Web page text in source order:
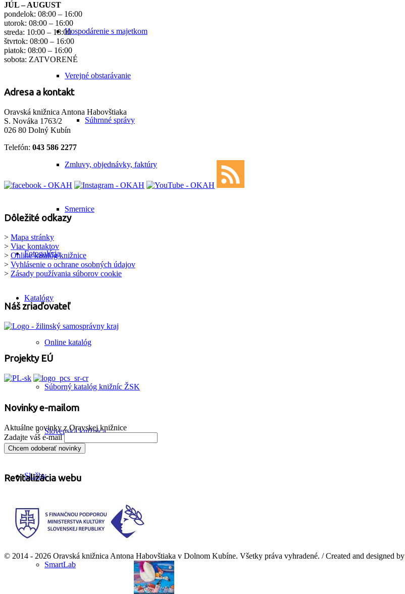
Hospodárenie s majetkom
Verejné obstarávanie
Súhrnné správy
Zmluvy, objednávky, faktúry
Smernice
Fotogaléria
Katalógy
Online katalóg
Súborný katalóg knižníc ŽSK
Slovenská knižnica
Služby
Prehľad služieb
SmartLab
JÚL – AUGUST
pondelok: 08:00 – 16:00
utorok: 08:00 – 16:00
streda: 10:00 – 18:00
štvrtok: 08:00 – 16:00
piatok: 08:00 – 16:00
sobota: ZATVORENÉ
Adresa a kontakt
Oravská knižnica Antona Habovštiaka
S. Nováka 1763/2
026 80 Dolný Kubín
Telefón: 043 586 2277
Dôležité odkazy
> Mapa stránky
> Viac kontaktov
> Online katalóg knižnice
> Vyhlásenie o ochrane osobných údajov
> Zásady používania súborov cookie
Náš zriaďovateľ
Projekty EÚ
Novinky e-mailom
Aktuálne novinky z Oravskej knižnice
Zadajte váš e-mail
Revitalizácia webu
© 2014 - 2026 Oravská knižnica Antona Habovštiaka v Dolnom Kubíne. Všetky práva vyhradené. / Created and designed by